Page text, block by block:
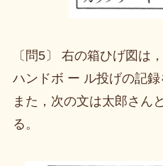
〔問5〕 右の箱ひげ図は
ハンドボ ー ル投げの記録
また，次の文は太郎さん
る。